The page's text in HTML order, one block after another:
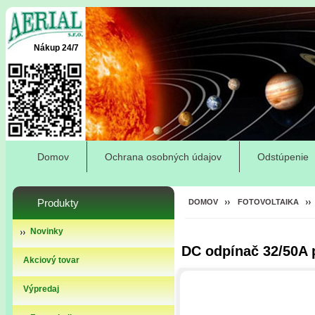
Nákup 24/7
Domov Ochrana osobných údajov Odstúpenie
Produkty
Novinky
Akciový tovar
Výpredaj
DOMOV FOTOVOLTAIKA
DC odpínač 32/